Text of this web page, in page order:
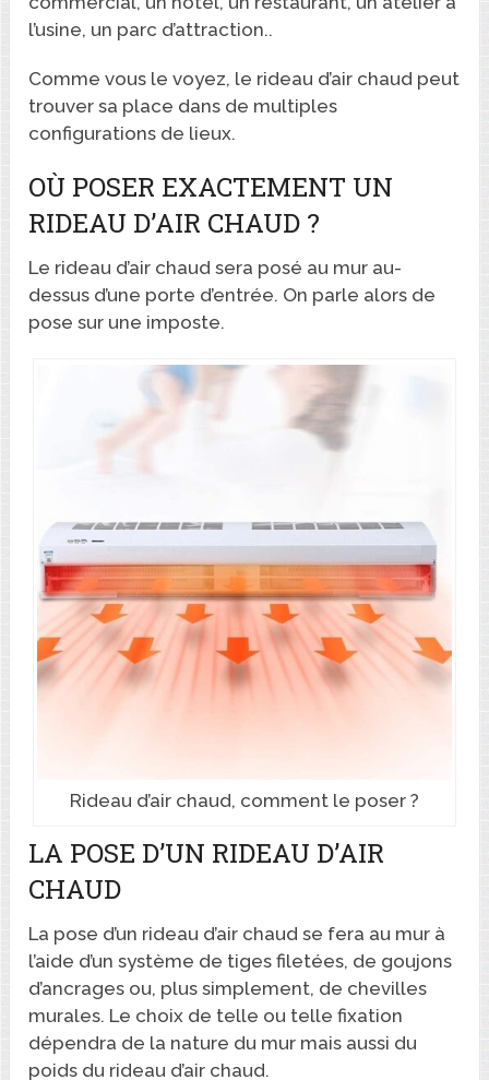
l’usine, un parc d’attraction..
Comme vous le voyez, le rideau d’air chaud peut
trouver sa place dans de multiples
configurations de lieux.
OÙ POSER EXACTEMENT UN
RIDEAU D’AIR CHAUD ?
Le rideau d’air chaud sera posé au mur au-
dessus d’une porte d’entrée. On parle alors de
pose sur une imposte.
Rideau d’air chaud, comment le poser ?
LA POSE D’UN RIDEAU D’AIR
CHAUD
La pose d’un rideau d’air chaud se fera au mur à
l’aide d’un système de tiges filetées, de goujons
d’ancrages ou, plus simplement, de chevilles
murales. Le choix de telle ou telle fixation
dépendra de la nature du mur mais aussi du
poids du rideau d’air chaud.